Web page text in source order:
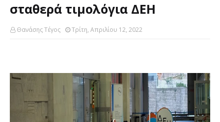
σταθερά τιμολόγια ΔΕΗ
Θανάσης Τέγος Τρίτη, Απριλίου 12, 2022